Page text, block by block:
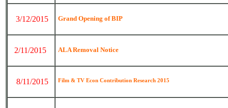
3/12/2015 Grand Opening of BIP
2/11/2015 ALA Removal Notice
8/11/2015 Film & TV Econ Contribution Research 2015